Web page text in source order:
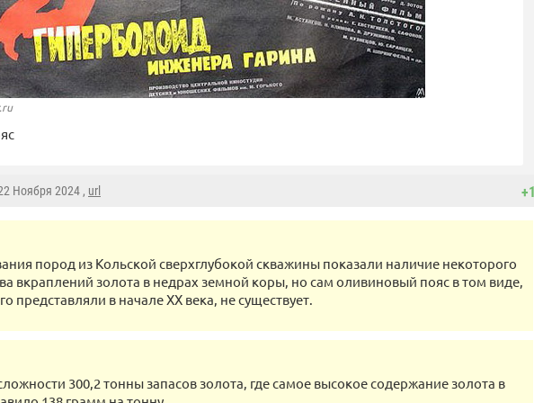
+1
Ноября 2024 , url
пород из Кольской сверхглубокой скважины показали наличие некоторого
вкраплений золота в недрах земной коры, но сам оливиновый пояс в том виде,
представляли в начале XX века, не существует.
300,2 тонны запасов золота, где самое высокое содержание золота в